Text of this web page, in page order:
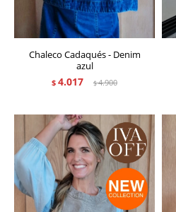
Chaleco Cadaqués - Denim
azul
$ 4.017 $4.900